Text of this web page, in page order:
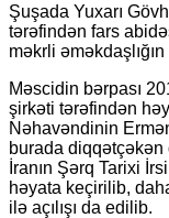
Şuşada Yuxarı
tərəfindən fars
məkrli
Məscidin bərpası
şirkəti tərəfindən
Nəhavəndinin
burada diqqətçəkən
İranın Şərq Tarixi
həyata keçirilib,
ilə açılışı da edilib.